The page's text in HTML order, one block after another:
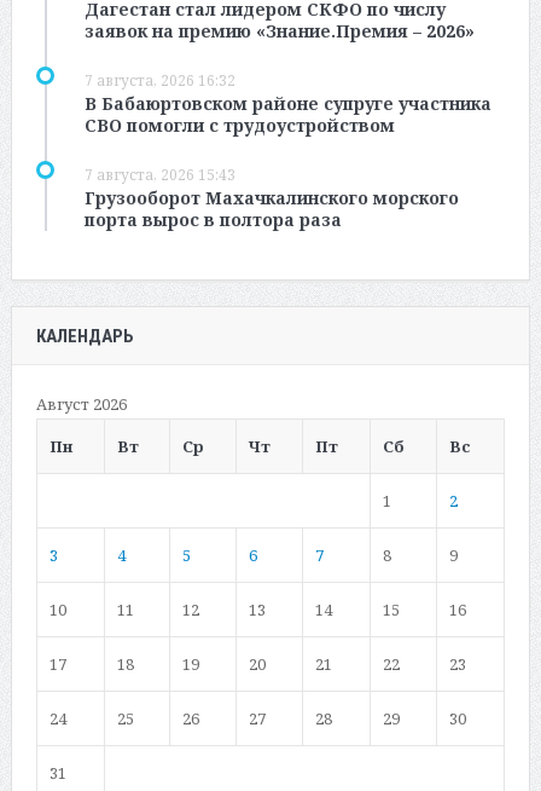
Дагестан стал лидером СКФО по числу
заявок на премию «Знание.Премия – 2026»
7 августа, 2026 16:32
В Бабаюртовском районе супруге участника
СВО помогли с трудоустройством
7 августа, 2026 15:43
Грузооборот Махачкалинского морского
порта вырос в полтора раза
КАЛЕНДАРЬ
Август 2026
Пн
Вт Ср Чт Пт Сб Вс
1 2
3 4 5 6 7 8 9
10 11 12 13 14 15 16
17 18 19 20 21 22 23
24 25 26 27 28 29 30
31